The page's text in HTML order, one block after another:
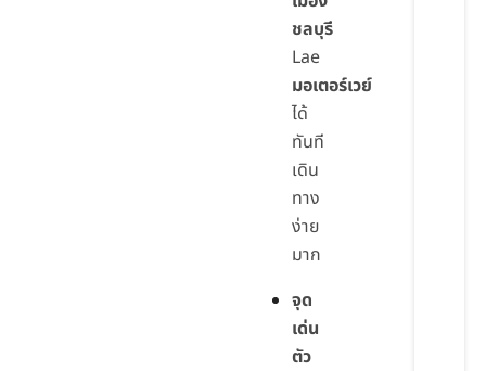
ชลบุรี
Lae
มอเตอร์เวย์
ได้
ทันที
เดิน
ทาง
ง่าย
มาก
จุด
เด่น
ตัว